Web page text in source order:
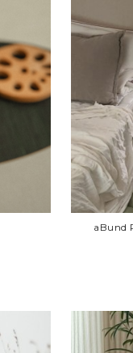
aBund